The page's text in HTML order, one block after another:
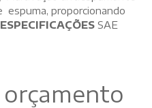
proporcionando
ESPECIFICAÇÕES SAE